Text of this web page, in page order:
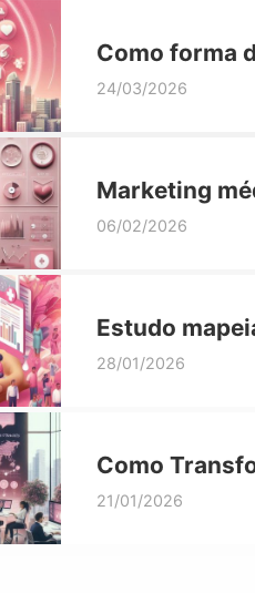
Como forma
médicos
24/03/2026
Marketing
que
06/02/2026
Estudo
área de saúde
28/01/2026
Como
21/01/2026